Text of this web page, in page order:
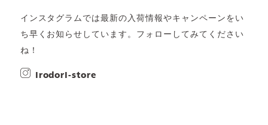
インスタグラムでは最新の入荷情報やキャンペーンをい
ち早くお知らせしています。フォローしてみてください
ね！
irodori-store